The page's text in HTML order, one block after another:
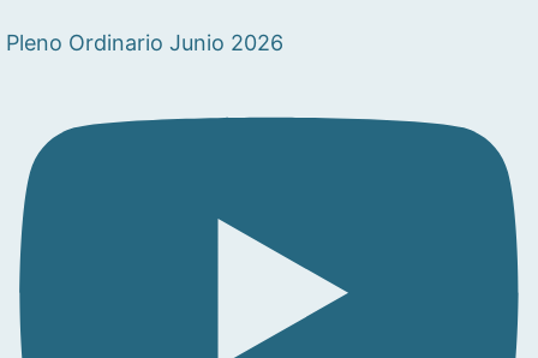
Pleno Ordinario Junio 2026